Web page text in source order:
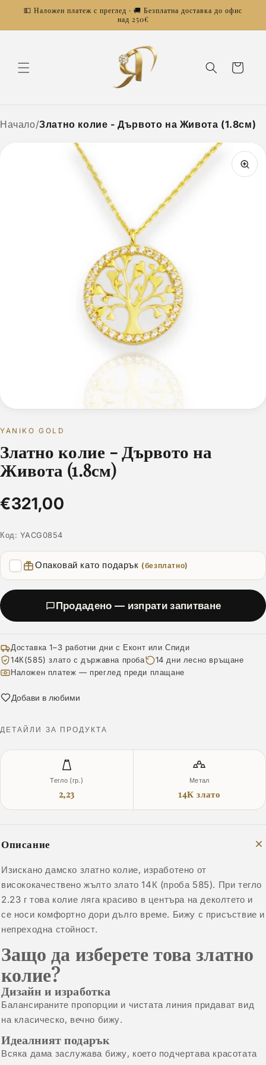
💵 Наложен платеж с преглед · 🚚 Безплатна доставка до офис
над 250€
Количка
Начало/Златно колие - Дървото на Живота (1.8см)
YANIKO GOLD
Златно колие - Дървото на
Живота (1.8см)
€321,00
Код: YACG0854
Опаковай като подарък (безплатно)
Продадено — изпрати запитване
Доставка 1–3 работни дни с Еконт или Спиди
14К(585) злато с държавна проба
14 дни лесно връщане
Наложен платеж — преглед преди плащане
Добави в любими
ДЕТАЙЛИ ЗА ПРОДУКТА
Тегло (гр.)
2,23
Метал
14К злато
Описание
Изискано дамско златно колие, изработено от
висококачествено жълто злато 14К (проба 585). При тегло
2.23 г това колие ляга красиво в центъра на деколтето и
се носи комфортно дори дълго време. Бижу с присъствие и
непреходна стойност.
Защо да изберете това златно
колие?
Дизайн и изработка
Балансираните пропорции и чистата линия придават вид
на класическо, вечно бижу.
Идеалният подарък
Всяка дама заслужава бижу, което подчертава красотата